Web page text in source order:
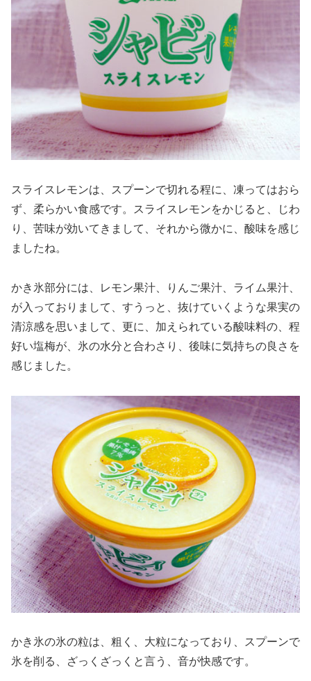
スライスレモンは、スプーンで切れる程に、凍ってはおら
ず、柔らかい食感です。スライスレモンをかじると、じわ
り、苦味が効いてきまして、それから微かに、酸味を感じ
ましたね。
かき氷部分には、レモン果汁、りんご果汁、ライム果汁、
が入っておりまして、すうっと、抜けていくような果実の
清涼感を思いまして、更に、加えられている酸味料の、程
好い塩梅が、氷の水分と合わさり、後味に気持ちの良さを
感じました。
かき氷の氷の粒は、粗く、大粒になっており、スプーンで
氷を削る、ざっくざっくと言う、音が快感です。